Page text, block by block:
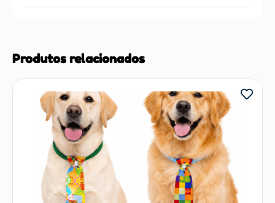
Produtos relacionados